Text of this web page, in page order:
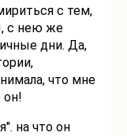
с тем,
с нею же
дни. Да,
что мне
он!
на что он